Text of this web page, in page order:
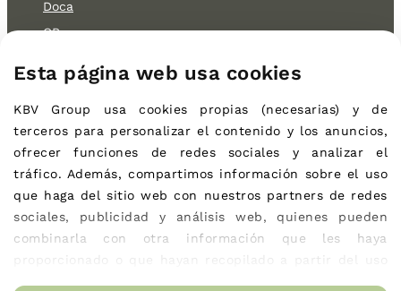
Esta página web usa cookies
KBV Group usa cookies propias (necesarias) y de
terceros para personalizar el contenido y los anuncios,
ofrecer funciones de redes sociales y analizar el
tráfico. Además, compartimos información sobre el uso
que haga del sitio web con nuestros partners de redes
sociales, publicidad y análisis web, quienes pueden
combinarla con otra información que les haya
Doca
OB
Environnement
Social
Gouvernement
Actualités